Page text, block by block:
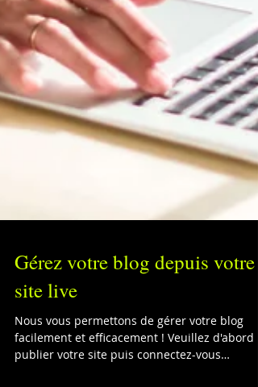
Gérez votre blog depuis votre
site live
Nous vous permettons de gérer votre blog